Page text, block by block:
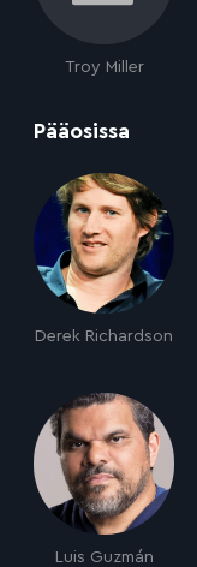
Troy Miller
Pääosissa
Derek Richardson
Luis Guzmán